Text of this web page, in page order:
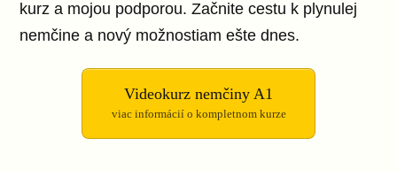
kurz a mojou podporou. Začnite cestu k plynulej
nemčine a nový možnostiam ešte dnes.
Videokurz nemčiny A1
viac informácií o kompletnom kurze